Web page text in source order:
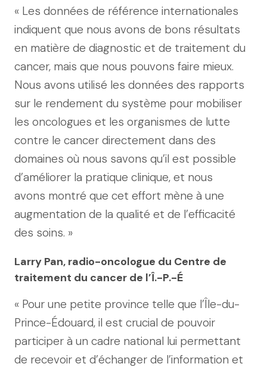
« Les données de référence internationales
indiquent que nous avons de bons résultats
en matière de diagnostic et de traitement du
cancer, mais que nous pouvons faire mieux.
Nous avons utilisé les données des rapports
sur le rendement du système pour mobiliser
les oncologues et les organismes de lutte
contre le cancer directement dans des
domaines où nous savons qu’il est possible
d’améliorer la pratique clinique, et nous
avons montré que cet effort mène à une
augmentation de la qualité et de l’efficacité
des soins. »
Larry Pan, radio-oncologue du Centre de
traitement du cancer de l’Î.-P.-É
« Pour une petite province telle que l’Île-du-
Prince-Édouard, il est crucial de pouvoir
participer à un cadre national lui permettant
de recevoir et d’échanger de l’information et